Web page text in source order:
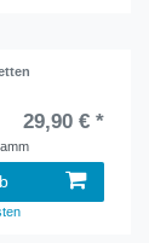
29,90 € *